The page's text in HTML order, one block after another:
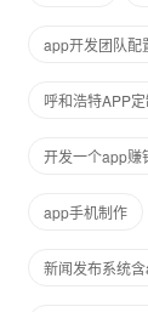
app开发团队配
呼和浩特APP
开发一个app赚
app手机制作
新闻发布系统